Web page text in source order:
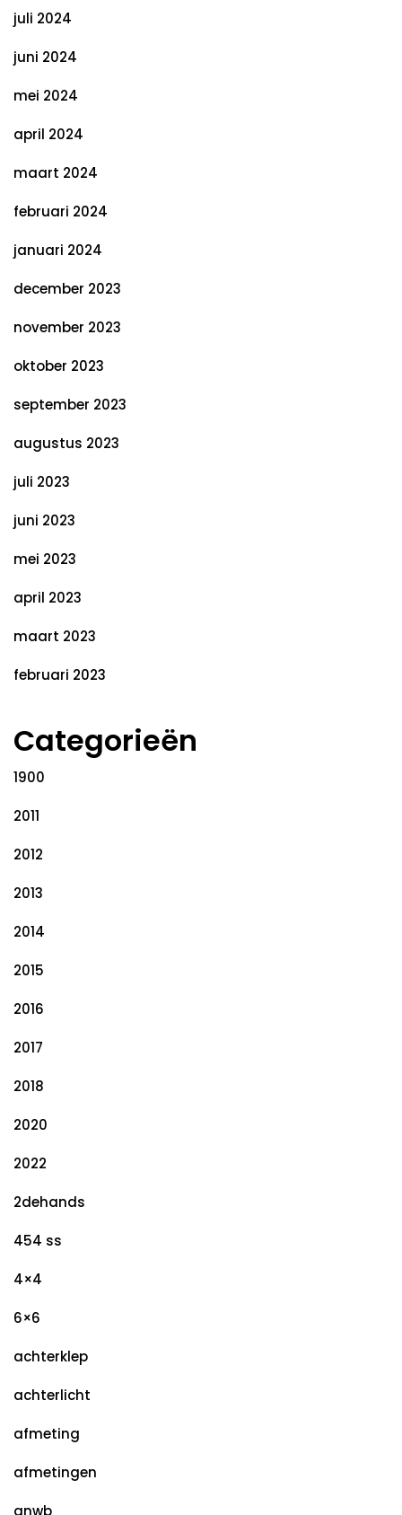
juli 2024
juni 2024
mei 2024
april 2024
maart 2024
februari 2024
januari 2024
december 2023
november 2023
oktober 2023
september 2023
augustus 2023
juli 2023
juni 2023
mei 2023
april 2023
maart 2023
februari 2023
Categorieën
1900
2011
2012
2013
2014
2015
2016
2017
2018
2020
2022
2dehands
454 ss
4×4
6×6
achterklep
achterlicht
afmeting
afmetingen
anwb